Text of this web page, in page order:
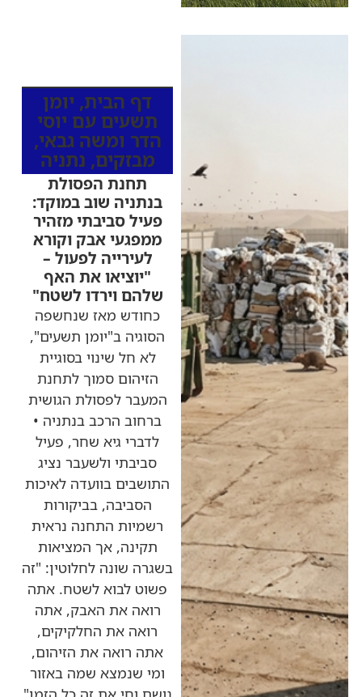
דף הבית, יומן
תשעים עם יוסי
הדר ומשה גבאי,
מבזקים, נתניה
תחנת הפסולת
בנתניה שוב במוקד:
פעיל סביבתי מזהיר
ממפגעי אבק וקורא
לעירייה לפעול –
"יוציאו את האף
שלהם וירדו לשטח"
כחודש מאז שנחשפה
הסוגיה ב"יומן תשעים",
לא חל שינוי בסוגיית
הזיהום סמוך לתחנת
המעבר לפסולת הגושית
ברחוב הרכב בנתניה •
לדברי גיא שחר, פעיל
סביבתי ולשעבר נציג
התושבים בוועדה לאיכות
הסביבה, בביקורות
רשמיות התחנה נראית
תקינה, אך המציאות
בשגרה שונה לחלוטין: "זה
פשוט לבוא לשטח. אתה
רואה את האבק, אתה
רואה את החלקיקים,
אתה רואה את הזיהום,
ומי שנמצא שמה באזור